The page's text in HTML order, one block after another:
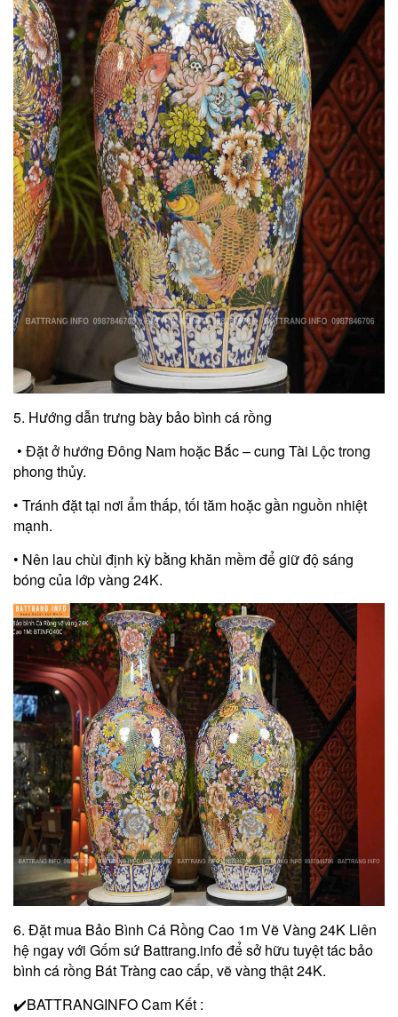
5. Hướng dẫn trưng bày bảo bình cá rồng
• Đặt ở hướng Đông Nam hoặc Bắc – cung Tài Lộc trong
phong thủy.
• Tránh đặt tại nơi ẩm thấp, tối tăm hoặc gần nguồn nhiệt
mạnh.
• Nên lau chùi định kỳ bằng khăn mềm để giữ độ sáng
bóng của lớp vàng 24K.
6. Đặt mua Bảo Bình Cá Rồng Cao 1m Vẽ Vàng 24K Liên
hệ ngay với Gốm sứ Battrang.info để sở hữu tuyệt tác bảo
bình cá rồng Bát Tràng cao cấp, vẽ vàng thật 24K.
✔️BATTRANGINFO Cam Kết :